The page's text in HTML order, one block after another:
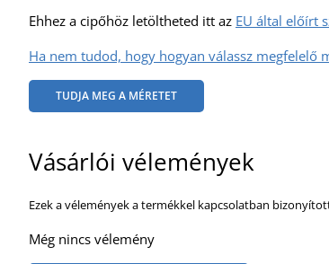
Ehhez a cipőhöz letöltheted itt az EU által előírt
Ha nem tudod, hogy hogyan válassz
TUDJA MEG A MÉRETET
Vásárlói vélemények
Ezek a vélemények a termékkel kapcsolatban
Még nincs vélemény